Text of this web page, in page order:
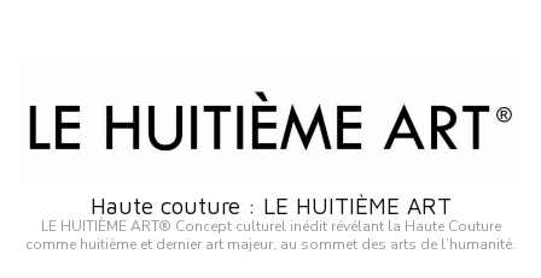
Haute couture : LE HUITIÈME ART
LE HUITIÈME ART® Concept culturel inédit révélant la Haute Couture
comme huitième et dernier art majeur, au sommet des arts de l’humanité.